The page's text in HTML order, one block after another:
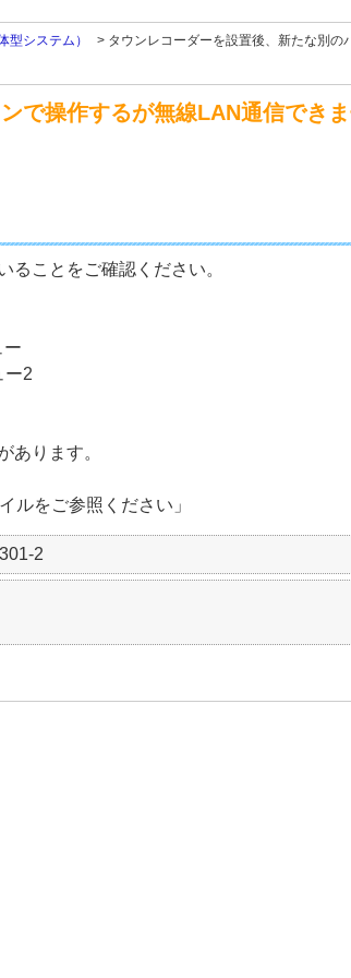
型システム） > タウンレコーダーを設置後、新たな別の
で操作するが無線LAN通信でき
ることをご確認ください。
ー
ー2
あります。
ルをご参照ください」
2